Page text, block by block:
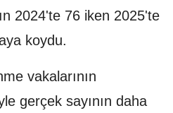
2024'te 76 iken 2025'te
koydu.
vakalarının
gerçek sayının daha